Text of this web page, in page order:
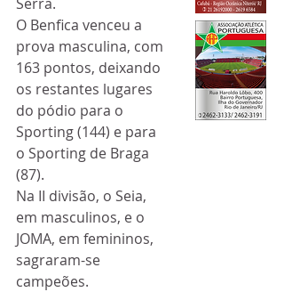
O Benfica venceu a
prova masculina, com
163 pontos, deixando
os restantes lugares
do pódio para o
Sporting (144) e para
o Sporting de Braga
(87).
Na II divisão, o Seia,
em masculinos, e o
JOMA, em femininos,
sagraram-se
campeões.